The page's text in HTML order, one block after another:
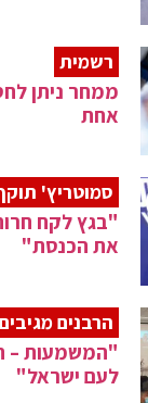
רשמית
ממחר ניתן
אחת
סמוטריץ'
"בגץ לקח
את הכנסת"
הרבנים מגיבים
"המשמעות –
לעם ישראל"